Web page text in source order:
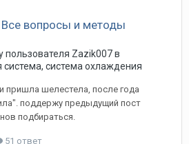
Все вопросы и методы
пользователя Zazik007в
система, система охлаждения
пришла шелестела, после года
поддержу предыдущий пост
подбираться.
51 ответ